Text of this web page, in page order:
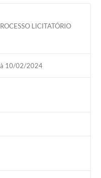
LICITATÓRIO
10/02/2024